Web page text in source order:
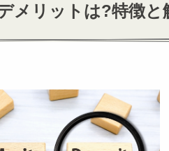
メリットは?特徴と